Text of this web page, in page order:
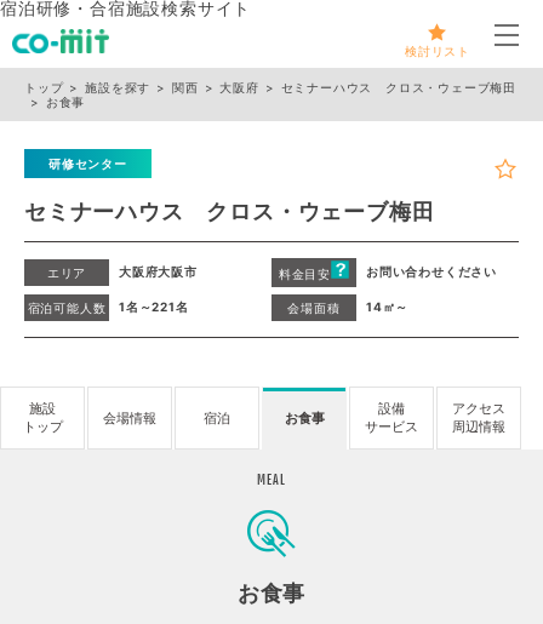
宿泊研修・合宿施設検索サイト
検討リスト
メ
トップ 施設を探す 関西 大阪府
セミナーハウス クロス・ウェーブ梅田
お食事
研修センター
セミナーハウス クロス・ウェーブ梅田
エリア 大阪府大阪市 料金目安 お問い合わせください
宿泊可能人数 1名～221名 会場面積 14㎡～
施設
トップ
会場情報 宿泊 お食事
設備
サービス
アクセス
周辺情報
MEAL
お食事